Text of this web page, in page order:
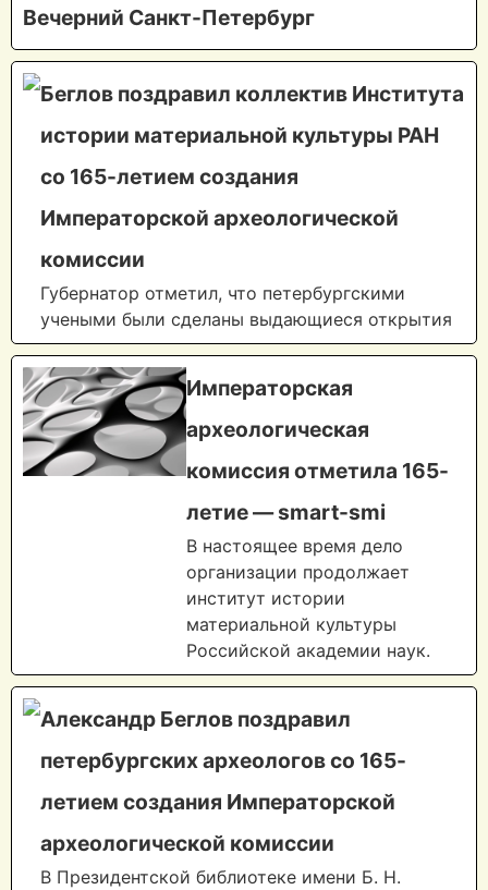
Вечерний Санкт-Петербург
Беглов поздравил коллектив Института
истории материальной культуры РАН
со 165-летием создания
Императорской археологической
комиссии
Губернатор отметил, что петербургскими
учеными были сделаны выдающиеся открытия
Императорская
археологическая
комиссия отметила 165-
летие — smart-smi
В настоящее время дело
организации продолжает
институт истории
материальной культуры
Российской академии наук.
Александр Беглов поздравил
петербургских археологов со 165-
летием создания Императорской
археологической комиссии
В Президентской библиотеке имени Б. Н.